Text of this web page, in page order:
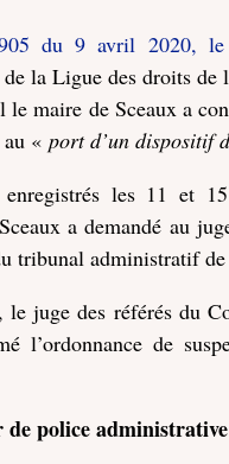
du 9 avril 2020,
la Ligue des droits de
maire de Sceaux a
au «port d’un dispositif
les 11 et
a demandé au
tribunal administratif
, le juge des référés du
l’ordonnance de
de police